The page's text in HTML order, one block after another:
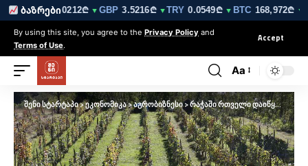
ბაზრები
▼EUR3.0212₾▼GBP3.5216₾▼TRY0.0549₾▼BTC168,972₾▼
By using this site, you agree to the Privacy Policy and
Terms of Use.
Accept
Aa
შენი სტარტაპი>ეკონომიკა>აგრობიზნესი>რაჭაში რთველი დაიწყო – უკვე გადამუშავებულია 120 ტონა ყურძენი